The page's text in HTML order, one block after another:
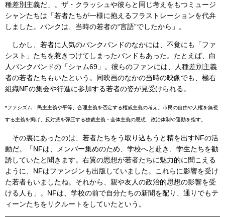
種差別主義だ」。ザ・クラッシュや彼らと同じ考えをもつミュージ
シャンたちは「若者たちが一様に抱えるフラストレーションを代弁
しました。パンクは、当時の若者の“言語”でしたから」。
しかし、若者に人気のパンクバンドのなかには、不覚にも「ファ
シスト」たちを惹きつけてしまったバンドもあった。たとえば、白
人パンクバンドの「シャム69」。彼らのファンには、人種差別主義
者の若者たちもいたという。同映画のなかの当時の映像でも、極右
組織NFの集会や行進に参加する若者の姿が見受けられる。
*ファシズム：民主主義や平等、合理主義を否定する権威主義の考え。市民の自由や人権を無視
する主義を掲げ、反対派を弾圧する独裁主義・全体主義の思想、政治体制や運動を指す。
その裏にあったのは、若者たちをう取り込もうと精を出すNFの活
動だ。「NFは、メンバー集めのため、学校へと赴き、学生たちを勧
誘していたと聞きます。右翼の思想が若者たちに魅力的に聞こえる
ように、NFはファンジンも出版していました。これらに影響を受け
た若者もいましたね。それから、親や友人の政治的思想の影響を受
ける人も」。NFは、学校の前で自分たちの新聞を配り、通りでもテ
ィーンたちをリクルートをしていたという。